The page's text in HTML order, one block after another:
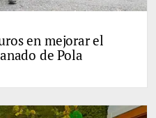
en mejorar el
de Pola